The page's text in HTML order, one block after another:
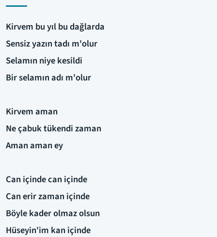
Kirvem bu yıl bu dağlarda
Sensiz yazın tadı m'olur
Selamın niye kesildi
Bir selamın adı m'olur
Kirvem aman
Ne çabuk tükendi zaman
Aman aman ey
Can içinde can içinde
Can erir zaman içinde
Böyle kader olmaz olsun
Hüseyin'im kan içinde